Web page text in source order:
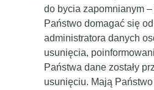
do bycia zapomnianym –
Państwo domagać się
administratora danych
usunięcia,
Państwa dane zostały
usunięciu. Mają